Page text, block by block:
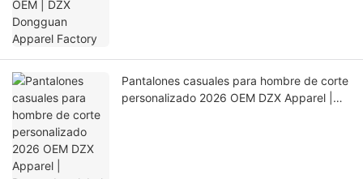
Pantalones casuales para hombre de corte
personalizado 2026 OEM DZX Apparel |